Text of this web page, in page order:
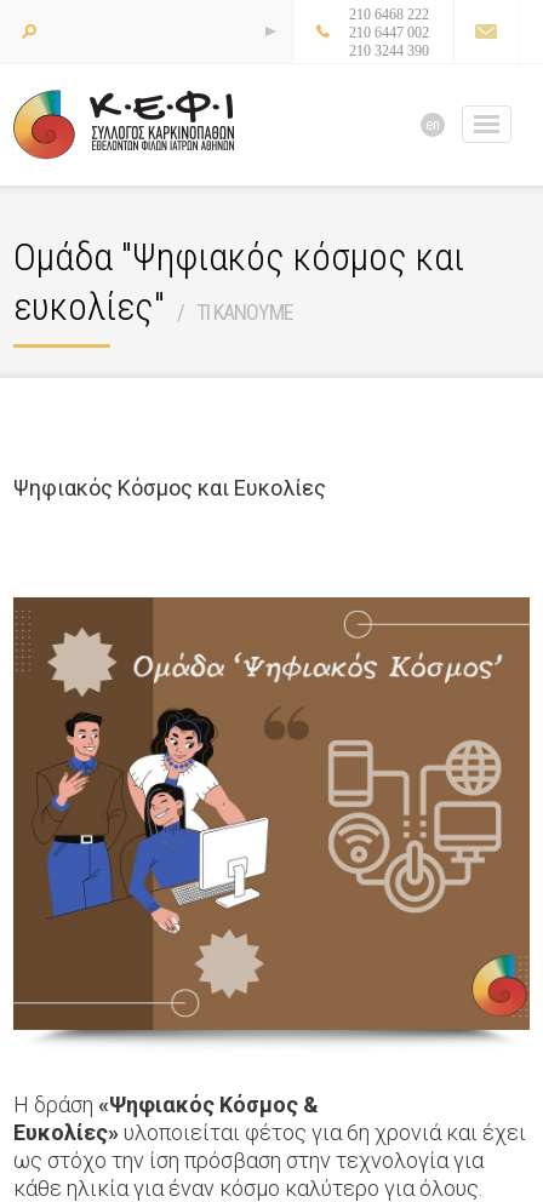
210 6468 222
210 6447 002
210 3244 390
en
Ομάδα "Ψηφιακός κόσμος και
ευκολίες"
ΤΙ ΚΑΝΟΥΜΕ
Ψηφιακός Κόσμος και Ευκολίες
Η δράση«Ψηφιακός Κόσμος &
Ευκολίες» υλοποιείται φέτος για 6η χρονιά και έχει
ως στόχο την ίση πρόσβαση στην τεχνολογία για
κάθε ηλικία για έναν κόσμο καλύτερο για όλους.